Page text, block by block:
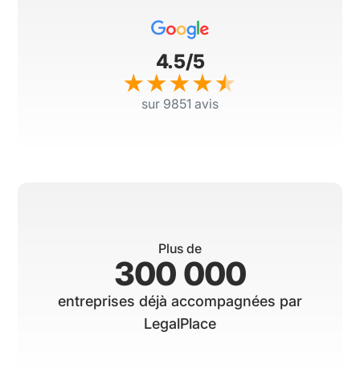
4.5/5
sur 9851 avis
Plus de
300 000
entreprises déjà accompagnées par
LegalPlace